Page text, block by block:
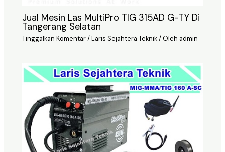
Jual Mesin Las MultiPro TIG 315AD G-TY Di
Tangerang Selatan
Tinggalkan Komentar/Laris Sejahtera Teknik/ Oleh admin